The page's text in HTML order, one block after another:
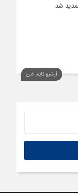
شد
است
آرشیو تایم لاین